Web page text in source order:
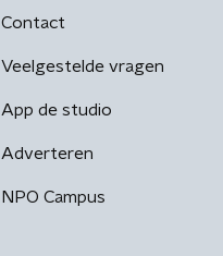
Contact
Veelgestelde vragen
App de studio
Adverteren
NPO Campus